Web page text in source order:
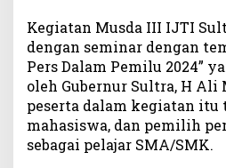
r
i
o
d
e
2
0
Kegiatan Musda III IJTI
dengan seminar dengan
Pers Dalam Pemilu 2024”
oleh Gubernur Sultra, H Ali
peserta dalam kegiatan itu
mahasiswa, dan pemilih
sebagai pelajar SMA/SMK.